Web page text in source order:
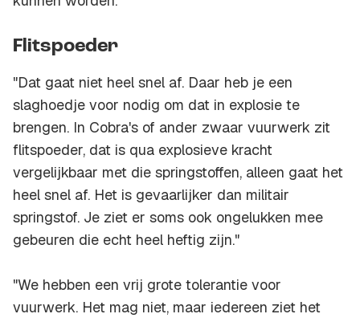
Flitspoeder
"Dat gaat niet heel snel af. Daar heb je een
slaghoedje voor nodig om dat in explosie te
brengen. In Cobra's of ander zwaar vuurwerk zit
flitspoeder, dat is qua explosieve kracht
vergelijkbaar met die springstoffen, alleen gaat het
heel snel af. Het is gevaarlijker dan militair
springstof. Je ziet er soms ook ongelukken mee
gebeuren die echt heel heftig zijn."
"We hebben een vrij grote tolerantie voor
vuurwerk. Het mag niet, maar iedereen ziet het